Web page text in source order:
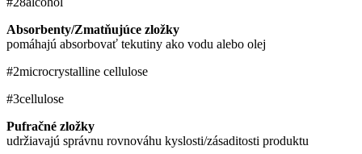
Absorbenty/Zmatňujúce zložky
pomáhajú absorbovať tekutiny ako vodu alebo olej
#2microcrystalline cellulose
#3cellulose
Pufračné zložky
udržiavajú správnu rovnováhu kyslosti/zásaditosti produktu